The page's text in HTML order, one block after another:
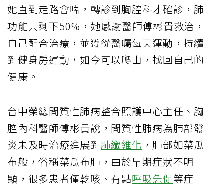
她直到走路會喘，轉診到胸腔科才確診，肺
功能只剩下50%，她感謝醫師傅彬貴救治，
自己配合治療，並遵從醫囑每天運動，持續
到健身房運動，如今可以爬山，找回自己的
健康。
台中榮總間質性肺病整合照護中心主任、胸
腔內科醫師傅彬貴說，間質性肺病為肺部發
炎未及時治療進展到肺纖維化 ，肺部如菜瓜
布般，俗稱菜瓜布肺，由於早期症狀不明
顯，很多患者僅乾咳、有點呼吸急促等症